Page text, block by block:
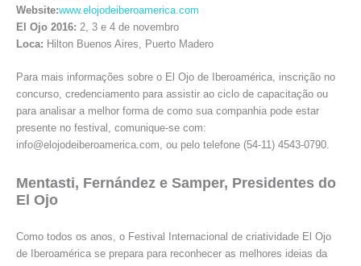
Website:www.elojodeiberoamerica.com
El Ojo 2016: 2, 3 e 4 de novembro
Loca: Hilton Buenos Aires, Puerto Madero
Para mais informações sobre o El Ojo de Iberoamérica, inscrição no
concurso, credenciamento para assistir ao ciclo de capacitação ou
para analisar a melhor forma de como sua companhia pode estar
presente no festival, comunique-se com:
info@elojodeiberoamerica.com, ou pelo telefone (54-11) 4543-0790.
Mentasti, Fernández e Samper, Presidentes do
El Ojo
Como todos os anos, o Festival Internacional de criatividade El Ojo
de Iberoamérica se prepara para reconhecer as melhores ideias da